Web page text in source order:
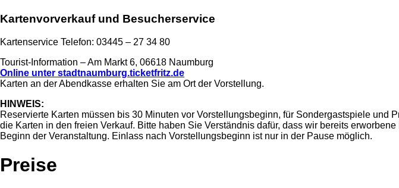
Kartenvorverkauf und Besucherservice
Kartenservice Telefon: 03445 – 27 34 80
Tourist-Information – Am Markt 6, 06618 Naumburg
Online unter stadtnaumburg.ticketfritz.de
Karten an der Abendkasse erhalten Sie am Ort der Vorstellung.
HINWEIS:
Reservierte Karten müssen bis 30 Minuten vor Vorstellungsbeginn, für Sondergastspiele
die Karten in den freien Verkauf. Bitte haben Sie Verständnis dafür, dass wir bereits
Beginn der Veranstaltung. Einlass nach Vorstellungsbeginn ist nur in der Pause möglich.
Preise